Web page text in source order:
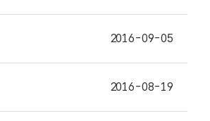
2016-09-05
2016-08-19